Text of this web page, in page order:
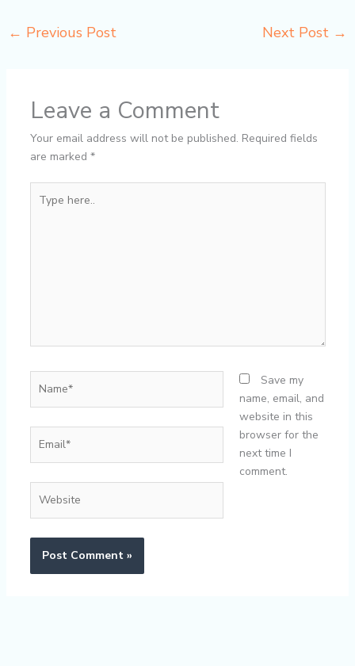
← Previous Post Next Post →
Leave a Comment
Your email address will not be published. Required fields
are marked *
here..
Save my
name, email, and
website in this
browser for the
next time I
comment.